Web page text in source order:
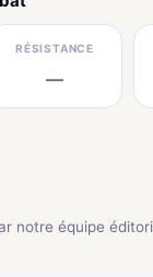
RÉSISTANCE
—
notre équipe